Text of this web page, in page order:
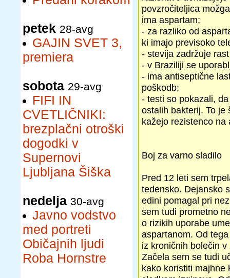
petek 28-avg
GAJIN SVET 3,
premiera
sobota 29-avg
FIFI IN
CVETLIČNIKI:
brezplačni otroški
dogodki v
Supernovi
Ljubljana Šiška
nedelja 30-avg
Javno vodstvo
med portreti
Običajnih ljudi
Roba Hornstre
povzročiteljica
ima aspartam;
- za razliko od
ki imajo previsoko
- stevija zadržuje
- v Braziliji se
- ima antiseptične
poškodb;
- testi so pokazali,
ostalih bakterij. To je
kažejo rezistenco na
Boj za varno sladilo
Pred 12 leti sem
tedensko. Dejansko
edini pomagal pri
sem tudi prometno
o rizikih uporabe
aspartanom. Od
iz kroničnih bolečin
Začela sem se tudi
kako koristiti majhne